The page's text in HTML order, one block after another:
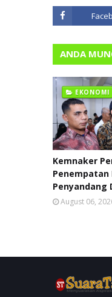
ANDA
EKONOMI
Kemnaker
Penempatan
Penyandang
August 06,